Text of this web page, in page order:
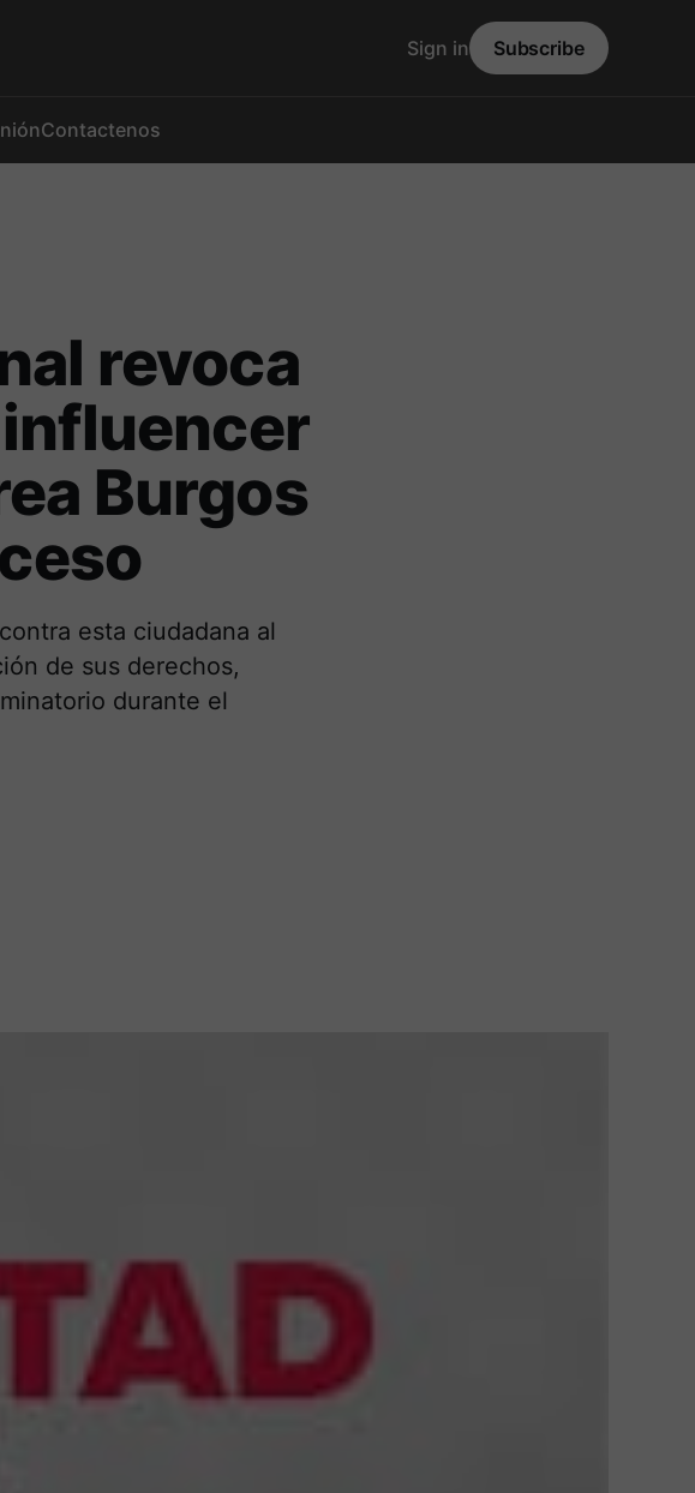
Contactenos
Sign in Subscribe
revoca
Burgos
esta ciudadana al
de sus derechos,
durante el